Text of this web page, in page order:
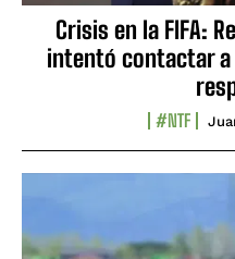
Crisis en la FIFA:
intentó contactar a
#NTF